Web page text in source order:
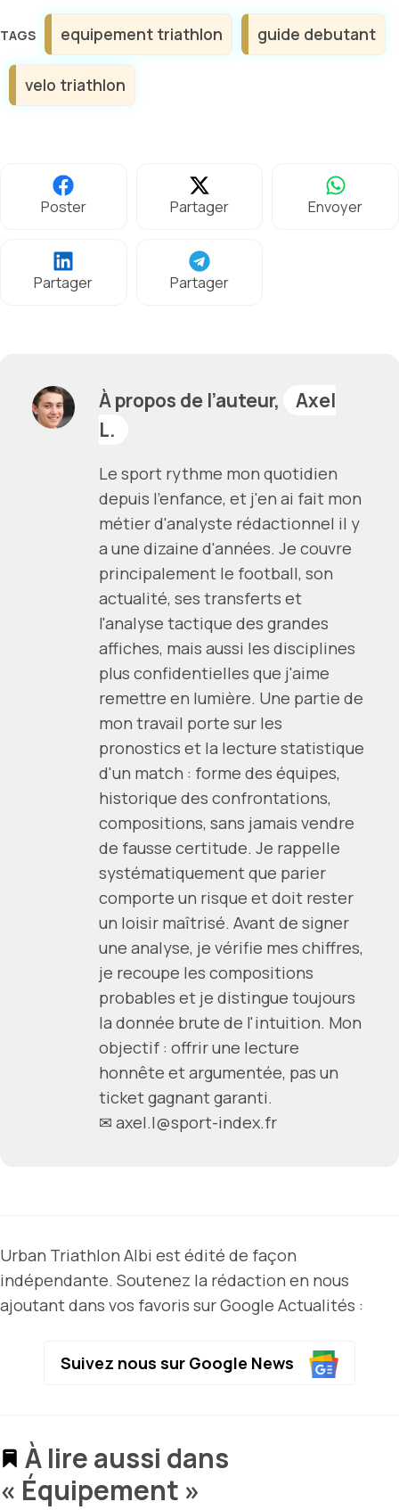
Étiquettes
equipement triathlon guide debutant
velo triathlon
Poster Partager Envoyer
Partager Partager
À propos de l’auteur,
Axel
L.
Le sport rythme mon quotidien
depuis l'enfance, et j'en ai fait mon
métier d'analyste rédactionnel il y
a une dizaine d'années. Je couvre
principalement le football, son
actualité, ses transferts et
l'analyse tactique des grandes
affiches, mais aussi les disciplines
plus confidentielles que j'aime
remettre en lumière. Une partie de
mon travail porte sur les
pronostics et la lecture statistique
d'un match : forme des équipes,
historique des confrontations,
compositions, sans jamais vendre
de fausse certitude. Je rappelle
systématiquement que parier
comporte un risque et doit rester
un loisir maîtrisé. Avant de signer
une analyse, je vérifie mes chiffres,
je recoupe les compositions
probables et je distingue toujours
la donnée brute de l'intuition. Mon
objectif : offrir une lecture
honnête et argumentée, pas un
ticket gagnant garanti.
✉ axel.l@sport-index.fr
Urban Triathlon Albi est édité de façon
indépendante. Soutenez la rédaction en nous
ajoutant dans vos favoris sur Google Actualités :
Suivez nous sur Google News
À lire aussi dans
« Équipement »